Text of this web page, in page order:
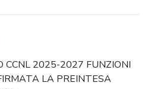
CCNL 2025-2027 FUNZIONI
LA PREINTESA